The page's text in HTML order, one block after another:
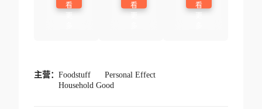
看
看
看
主营： Foodstuff
Personal Effect
Household Good